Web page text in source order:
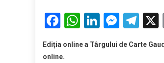
Facebook
WhatsApp
LinkedIn
Ediția online a Târgului de Carte
online.